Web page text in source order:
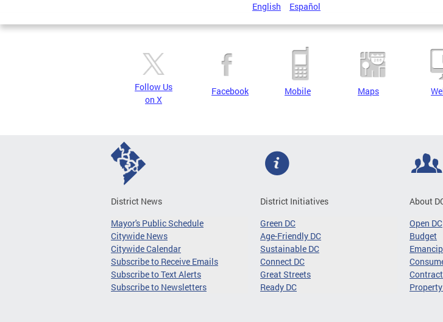
English
Español
Follow Us
on X
Facebook Mobile Maps
District News
Mayor's Public Schedule
Citywide News
Citywide Calendar
Subscribe to Receive Emails
Subscribe to Text Alerts
Subscribe to Newsletters
District Initiatives
Green DC
Age-Friendly DC
Sustainable DC
Connect DC
Great Streets
Ready DC
About
Open DC
Budget